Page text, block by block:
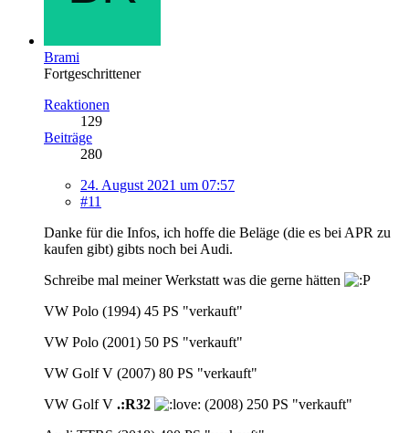
Brami
Fortgeschrittener
Reaktionen
129
Beiträge
280
24. August 2021 um 07:57
#11
Danke für die Infos, ich hoffe die Beläge (die es bei APR zu
kaufen gibt) gibts noch bei Audi.
Schreibe mal meiner Werkstatt was die gerne hätten
VW Polo (1994) 45 PS "verkauft"
VW Polo (2001) 50 PS "verkauft"
VW Golf V (2007) 80 PS "verkauft"
VW Golf V .:R32
(2008) 250 PS "verkauft"